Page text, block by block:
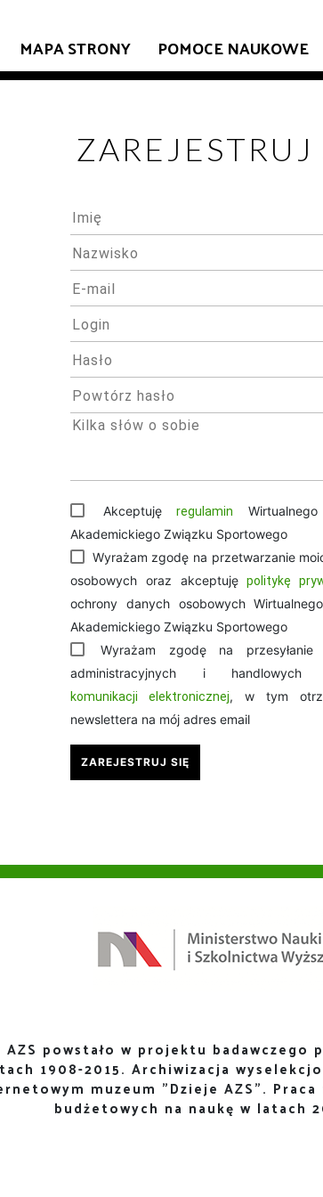
MAPA STRONY POMOCE NAUKOWE
ZAREJESTRUJ
Akceptuję regulamin
Akademickiego Związku Sportowego
Wyrażam zgodę na przetwarzanie
osobowych oraz akceptujępolitykę
ochrony danych osobowych
Akademickiego Związku Sportowego
Wyrażam zgodę na przesyłanie
administracyjnych i handlowych
komunikacji elektronicznej, w tym
newslettera na mój adres email
powstało w projektu badawczego
1908-2015. Archiwizacja
muzeum "Dzieje AZS".
budżetowych na naukę w latach